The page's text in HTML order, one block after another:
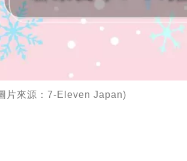
片來源：7-Eleven Japan)